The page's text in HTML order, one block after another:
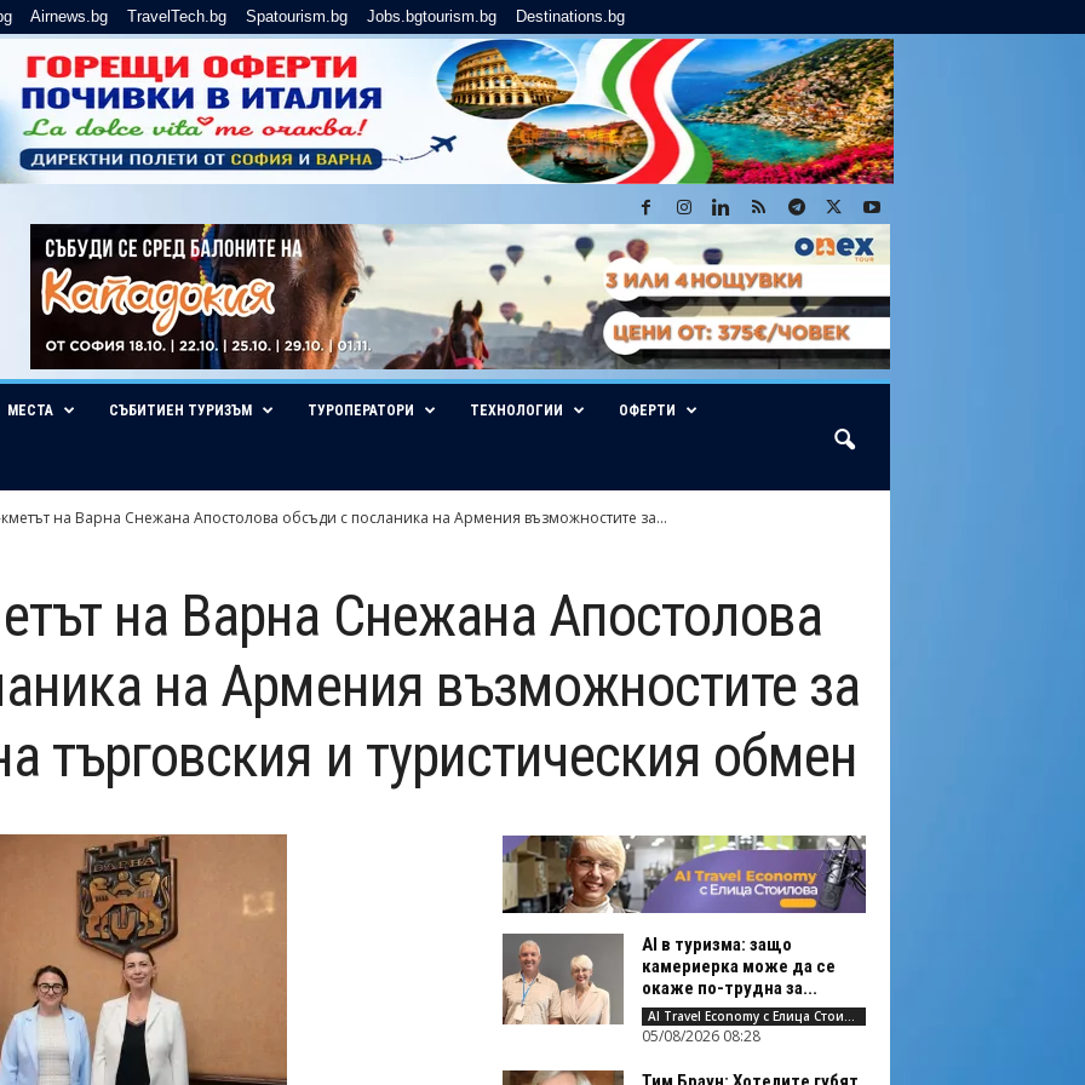
Airnews.bg TravelTech.bg Spatourism.bg Jobs.bgtourism.bg Destinations.bg
МЕСТА СЪБИТИЕН ТУРИЗЪМ ТУРОПЕРАТОРИ ТЕХНОЛОГИИ ОФЕРТИ
на Варна Снежана Апостолова обсъди с посланика на Армения възможностите за...
на Варна Снежана Апостолова
на Армения възможностите за
търговския и туристическия обмен
AI в туризма: защо
камериерка може да се
окаже по-трудна за...
AI Travel Economy с Елица Стоилова
05/08/2026 08:28